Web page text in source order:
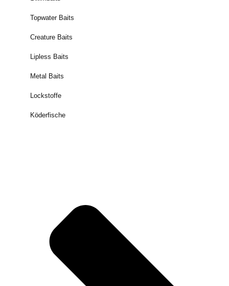
Topwater Baits
Creature Baits
Lipless Baits
Metal Baits
Lockstoffe
Köderfische